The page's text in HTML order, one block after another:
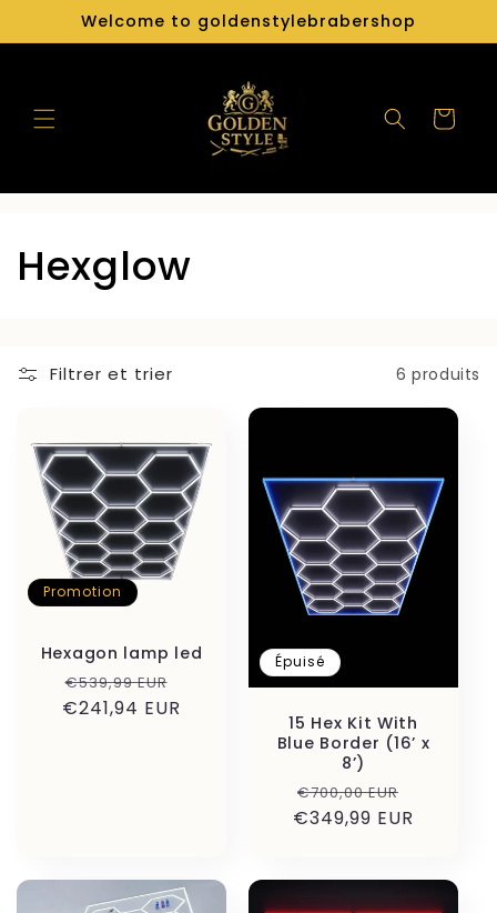
passer
au
Welcome to goldenstylebrabershop
Panier
C
l
e
Hexglow
Filtrer et trier 6 produits
Promotion
Hexagon lamp led
Prix
habituel
€539,99 EUR
promotionnel
€241,94 EUR
Épuisé
15 Hex Kit With
Blue Border (16’ x
8’)
Prix
habituel
€700,00 EUR
€349,99 EUR